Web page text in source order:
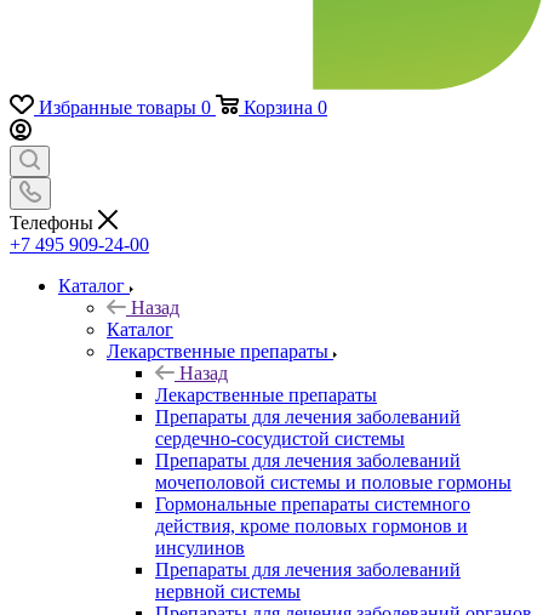
Избранные товары 0 Корзина 0
Телефоны
+7 495 909-24-00
Каталог
Назад
Каталог
Лекарственные препараты
Назад
Лекарственные препараты
Препараты для лечения заболеваний
сердечно-сосудистой системы
Препараты для лечения заболеваний
мочеполовой системы и половые гормоны
Гормональные препараты системного
действия, кроме половых гормонов и
инсулинов
Препараты для лечения заболеваний
нервной системы